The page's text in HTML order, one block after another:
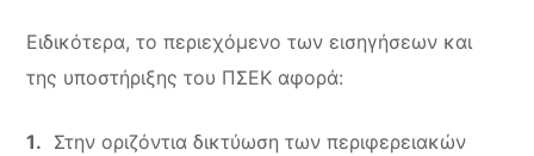
Ειδικότερα, το περιεχόμενο των εισηγήσεων και
της υποστήριξης του ΠΣΕΚ αφορά:
Στην οριζόντια δικτύωση των περιφερειακών